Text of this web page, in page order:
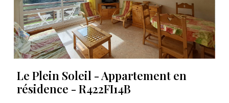
Le Plein Soleil - Appartement en
résidence - R422FI14B